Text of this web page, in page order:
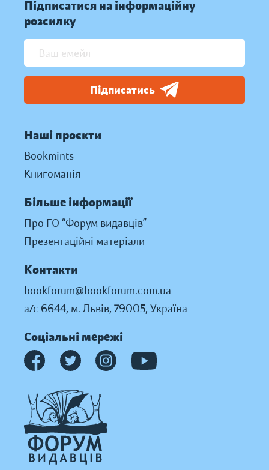
Підписатися на інформаційну
розсилку
Підписатись
Наші проєкти
Bookmints
Книгоманія
Більше інформації
Про ГО “Форум видавців”
Презентаційні матеріали
Контакти
bookforum@bookforum.com.ua
а/с 6644, м. Львів, 79005, Україна
Соціальні мережі